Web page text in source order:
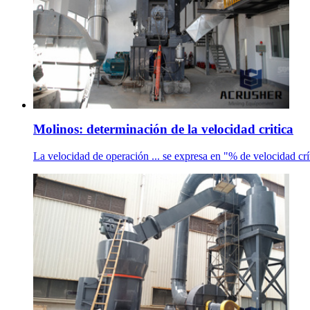
Molinos: determinación de la velocidad critica
La velocidad de operación ... se expresa en "% de velocidad